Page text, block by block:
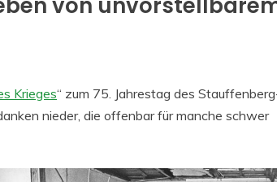
Krieges“ zum 75. Jahrestag des
nieder, die offenbar für manche schwer